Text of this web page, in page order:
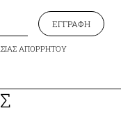
ΕΓΓΡΑΦΗ
ΑΠΟΡΡΗΤΟΥ